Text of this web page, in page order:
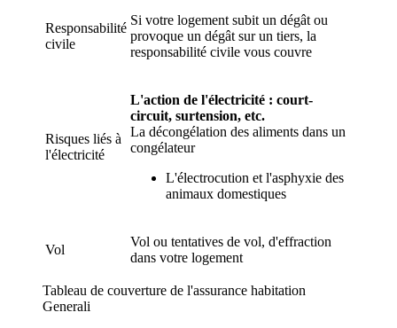
Responsabilité
civile
Si votre logement subit un dégât ou
provoque un dégât sur un tiers, la
responsabilité civile vous couvre
Risques liés à
l'électricité
L'action de l'électricité : court-
circuit, surtension, etc.
La décongélation des aliments dans un
congélateur
L'électrocution et l'asphyxie des
animaux domestiques
Vol
Vol ou tentatives de vol, d'effraction
dans votre logement
Tableau de couverture de l'assurance habitation
Generali